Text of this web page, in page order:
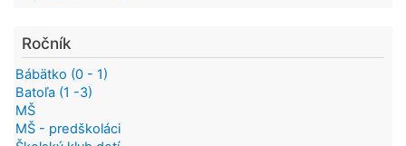
Ročník
Bábätko (0 - 1)
Batoľa (1 -3)
MŠ
MŠ - predškoláci